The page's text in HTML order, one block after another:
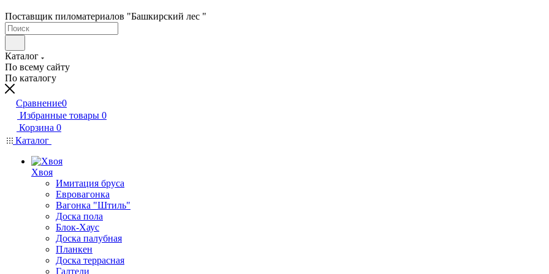
Поставщик пиломатериалов "Башкирский лес "
Каталог
По всему сайту
По каталогу
Сравнение0
Избранные товары 0
Корзина 0
Каталог
Хвоя
Имитация бруса
Евровагонка
Вагонка "Штиль"
Доска пола
Блок-Хаус
Доска палубная
Планкен
Доска террасная
Галтели